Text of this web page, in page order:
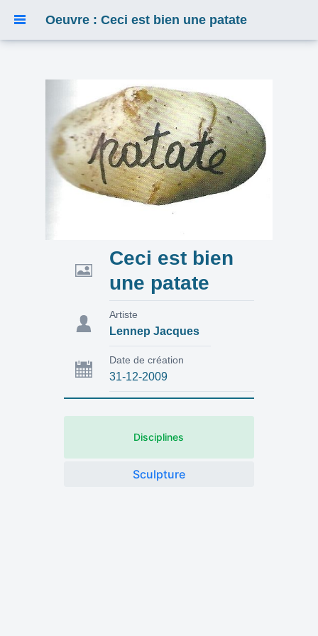
Oeuvre : Ceci est bien une patate
Ceci est bien
une patate
Lennep Jacques
Artiste
31-12-2009
Date de création
Disciplines
Sculpture